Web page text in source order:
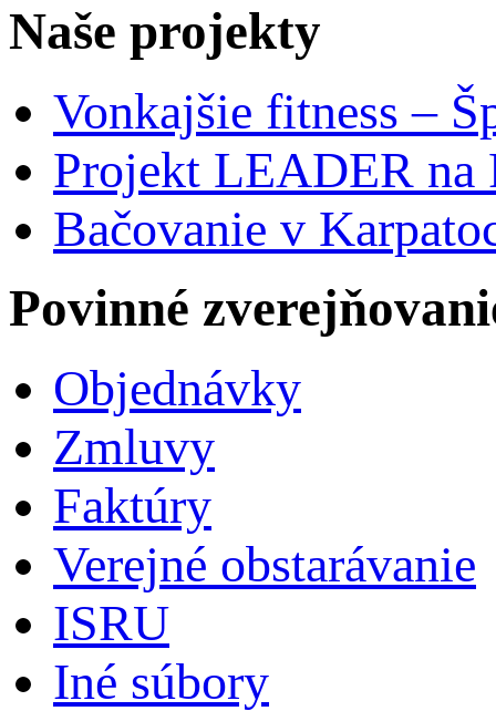
Naše projekty
Vonkajšie fitness –
Projekt LEADER na
Bačovanie v
Povinné
Objednávky
Zmluvy
Faktúry
Verejné obstarávanie
ISRU
Iné súbory